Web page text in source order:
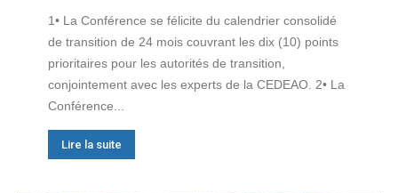
1• La Conférence se félicite du calendrier consolidé
de transition de 24 mois couvrant les dix (10) points
prioritaires pour les autorités de transition,
conjointement avec les experts de la CEDEAO. 2• La
Conférence...
Lire la suite